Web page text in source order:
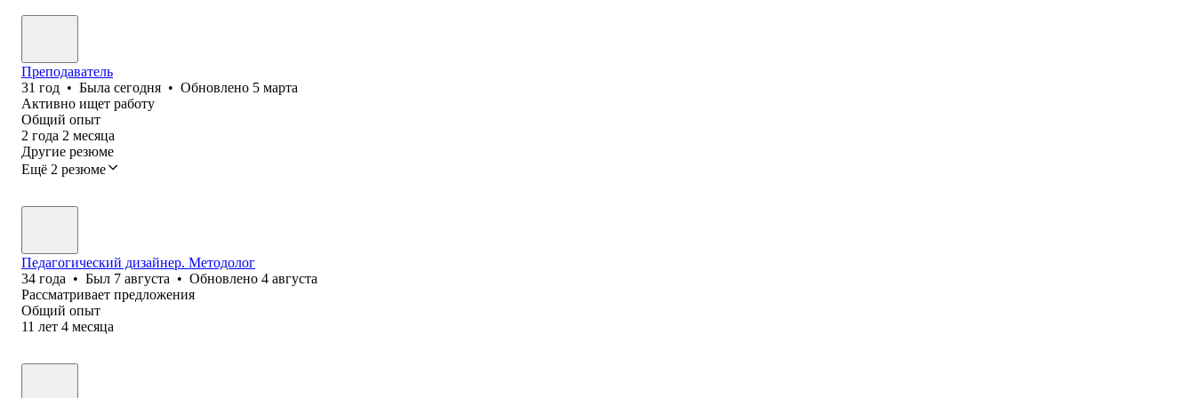
Преподаватель
31 год • Была сегодня • Обновлено 5 марта
Активно ищет работу
Общий опыт
2 года 2 месяца
Другие резюме
Ещё 2 резюме
Педагогический дизайнер. Методолог
34 года • Был 7 августа • Обновлено 4 августа
Рассматривает предложения
Общий опыт
11 лет 4 месяца